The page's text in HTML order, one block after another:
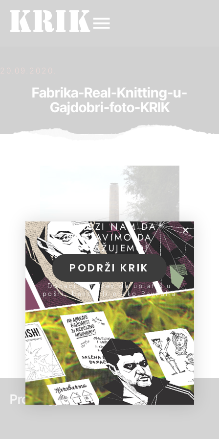
20.09.2020.
Fabrika-Real-Knitting-u-
Gajdobri-foto-KRIK
Pročitaj još:
POMOZI NAM DA
NASTAVIMO DA
ISTRAŽUJEMO!
PODRŽI KRIK
Donacije možeš da uplatiš u
pošti, banci ili preko PayPal-a